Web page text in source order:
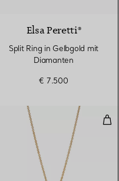
Elsa Peretti®
Split Ring in Gelbgold mit
Diamanten
€ 7.500
by the Yard®